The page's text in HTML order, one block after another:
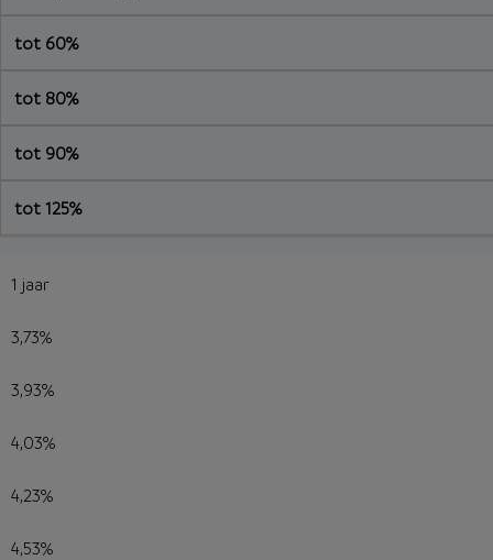
tot 60%
tot 80%
tot 90%
tot 125%
1 jaar
3,73%
3,93%
4,03%
4,23%
4,53%